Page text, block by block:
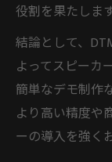
役割を果たします
結論として、
よってスピーカ
簡単なデモ制作
より高い精度や
ーの導入を強く